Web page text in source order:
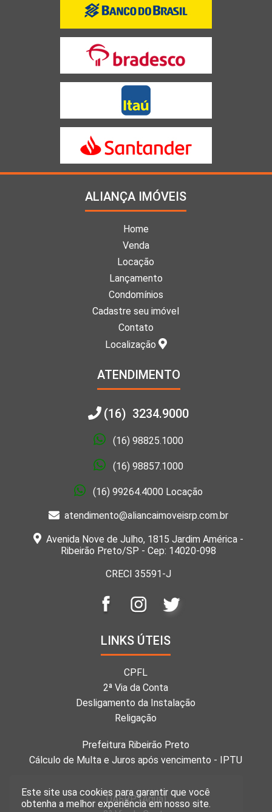
Este site usa cookies para garantir que você
obtenha a melhor experiência em nosso site.
ALIANÇA IMÓVEIS
Home
Venda
Locação
Lançamento
Condomínios
Cadastre seu imóvel
Contato
Localização
ATENDIMENTO
(16) 3234.9000
(16) 98825.1000
(16) 98857.1000
(16) 99264.4000 Locação
atendimento@aliancaimoveisrp.com.br
Avenida Nove de Julho, 1815 Jardim América -
Ribeirão Preto/SP - Cep: 14020-098
CRECI 35591-J
LINKS ÚTEIS
CPFL
2ª Via da Conta
Desligamento da Instalação
Religação
Prefeitura Ribeirão Preto
Cálculo de Multa e Juros após vencimento - IPTU
DAERP (Água)